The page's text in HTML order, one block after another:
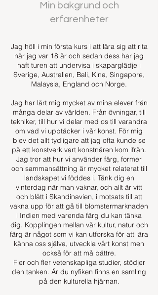
Min bakgrund och
erfarenheter
Jag höll i min första kurs i att lära sig att rita
när jag var 18 år och sedan dess har jag
haft turen att undervisa i skaparglädje i
Sverige, Australien, Bali, Kina, Singapore,
Malaysia, England och Norge.
Jag har lärt mig mycket av mina elever från
många delar av världen. Från övningar, till
tekniker, till hur vi delar med os till varandra
om vad vi upptäcker i vår konst. För mig
blev det allt tydligare att jag ofta kunde se
på ett konstverk vart konstnären kom ifrån.
Jag tror att hur vi använder färg, former
och sammansättning är mycket relaterat till
landskapet vi föddes i. Tänk dig en
vinterdag när man vaknar, och allt är vitt
och blått i Skandinavien, i motsats till att
vakna upp för att gå till blomstermarknaden
i Indien med varenda färg du kan tänka
dig. Kopplingen mellan vår kultur, natur och
färg är något som vi kan utforska för att lära
känna oss själva, utveckla vårt konst men
också för att må bättre.
Fler och fler vetenskapliga studier, stödjer
den tanken. Är du nyfiken finns en samling
på den kulturella hjärnan.